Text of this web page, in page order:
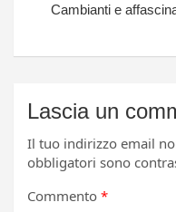
Cambianti e
Lascia un
Il tuo indirizzo email
obbligatori sono
Commento *